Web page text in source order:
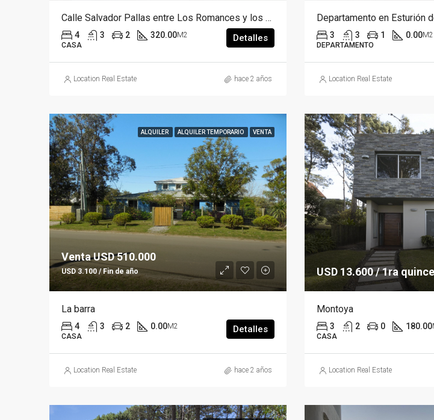
Calle Salvador Pallas entre Los Romances y los Remansos
4 3 2 320.00M2
CASA
Detalles
Location Real Estate hace 2 años
Departamento en Esturión
3 3 1 0.00M2
DEPARTAMENTO
Location Real Estate
ALQUILER ALQUILER TEMPORARIO VENTA
Venta USD 510.000
USD 3.100 / Fin de año
La barra
4 3 2 0.00M2
CASA
Detalles
Location Real Estate hace 2 años
USD 13.600 / 1ra
Montoya
3 2 0 180.00
CASA
Location Real Estate